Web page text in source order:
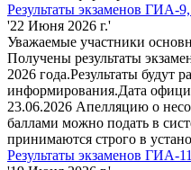
Результаты экзаменов ГИА-
'22 Июня 2026 г.'
Уважаемые участники
Получены результаты
2026 года.Результаты будут
информирования.Дата
23.06.2026 Апелляцию о
баллами можно подать в
принимаются строго в
Результаты экзаменов ГИА-